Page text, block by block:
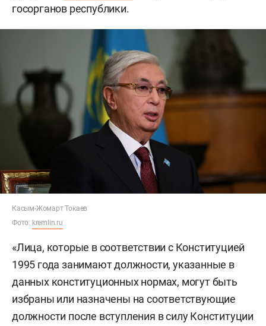
госорганов республики.
Касым-Жомарт Токаев
Фото: kremlin.ru
«Лица, которые в соответствии с Конституцией
1995 года занимают должности, указанные в
данных конституционных нормах, могут быть
избраны или назначены на соответствующие
должности после вступления в силу Конституции